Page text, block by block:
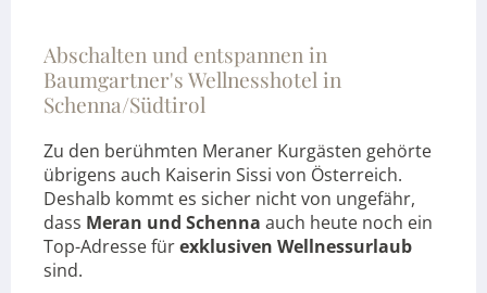
Abschalten und entspannen in
Baumgartner's Wellnesshotel in
Schenna/Südtirol
Zu den berühmten Meraner Kurgästen gehörte
übrigens auch Kaiserin Sissi von Österreich.
Deshalb kommt es sicher nicht von ungefähr,
dass Meran und Schenna auch heute noch ein
Top-Adresse fürexklusiven Wellnessurlaub
sind.